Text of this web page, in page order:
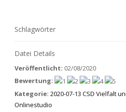
Schlagwörter
Datei Details
Veröffentlicht: 02/08/2020
Bewertung:
Kategorie: 2020-07-13 CSD Vielfalt
Onlinestudio